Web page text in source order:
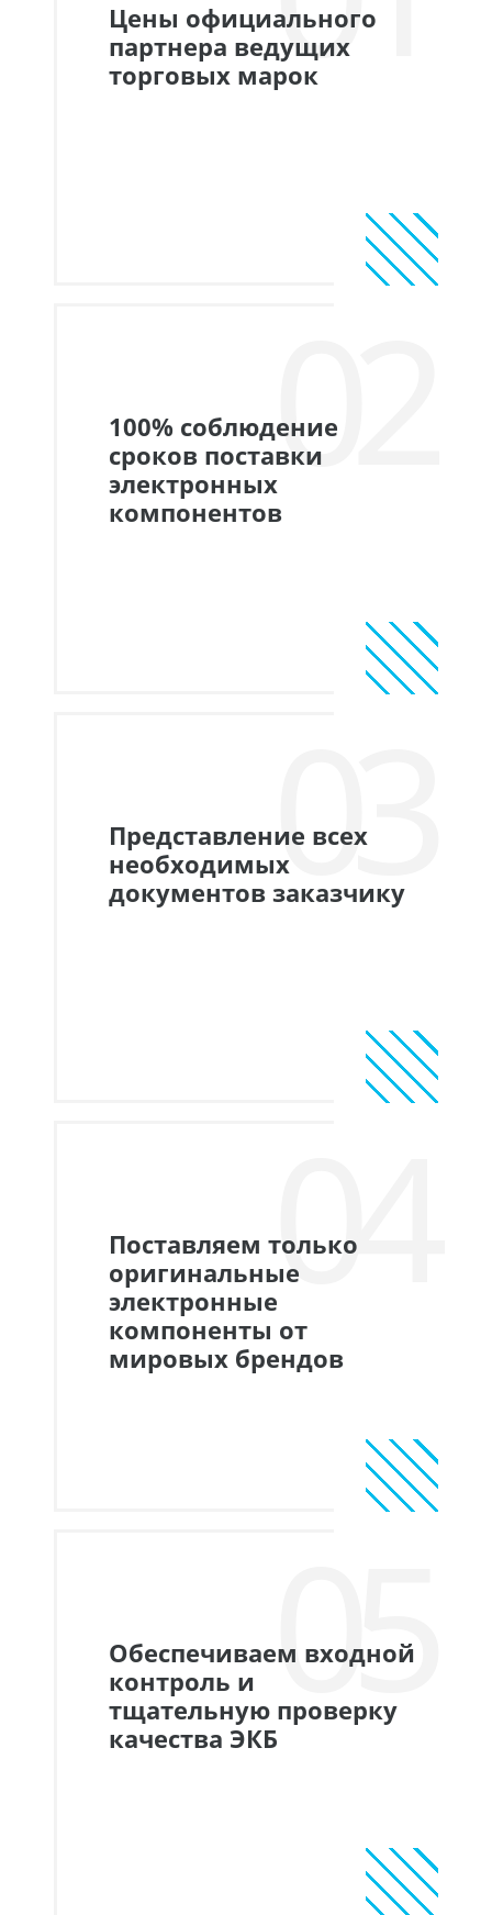
Цены официального
партнера ведущих
торговых марок
02
100% соблюдение
сроков поставки
электронных
компонентов
03
Представление всех
необходимых
документов заказчику
04
Поставляем только
оригинальные
электронные
компоненты от
мировых брендов
05
Обеспечиваем входной
контроль и
тщательную проверку
качества ЭКБ